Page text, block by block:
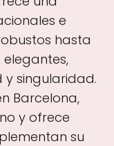
e
hasta
singularidad.
Barcelona,
y ofrece
su